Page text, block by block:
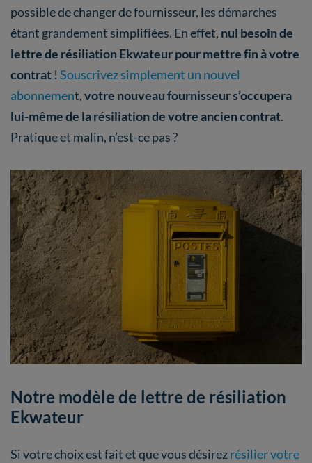
possible de changer de fournisseur, les démarches
étant grandement simplifiées. En effet, nul besoin de
lettre de résiliation Ekwateur pour mettre fin à votre
contrat ! Souscrivez simplement un nouvel
abonnement,votre nouveau fournisseur s’occupera
lui-même de la résiliation de votre ancien contrat.
Pratique et malin, n’est-ce pas ?
Notre modèle de lettre de résiliation
Ekwateur
Si votre choix est fait et que vous désirezrésilier votre